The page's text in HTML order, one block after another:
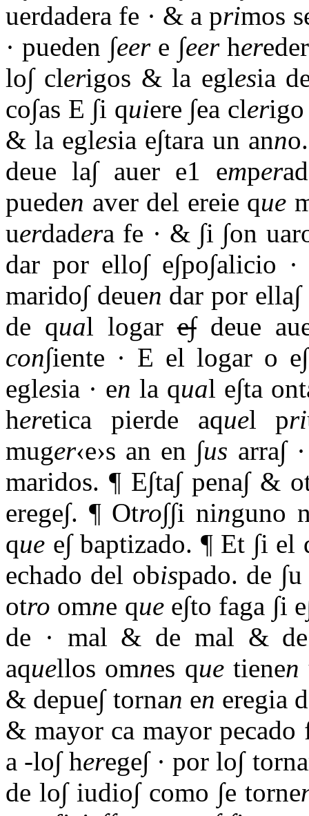
uerdadera fe · & a primos
· pueden ∫eere ∫eerher
lo∫ clerigos & la eglesia
co∫as E ∫i quiere ∫ea clerigo
& la eglesia e∫tara un ann
deue la∫ auer e1 emper
pueden aver del ereie que
uerdadera fe · & ∫i ∫on
dar por ello∫ e∫po∫alicio
marido∫ deuen dar por
de qual logare∫deue
con∫iente · E el logar o
eglesia · en la qual e∫ta
heretica pierde aquel pri
muger‹e›s an en ∫us arra∫
maridos. ¶ E∫ta∫ pena∫ &
erege∫. ¶ Otro∫∫i ninguno
que e∫ baptizado. ¶ Et ∫i el
echado del obispado. de
otro omne quee∫to faga ∫i
de · mal & de mal &
aquellos omnes quetienen
& depue∫ tornan en eregia
& mayor ca mayor pecado
a -lo∫ herege∫ · por lo∫
de lo∫ iudio∫ como ∫e torne